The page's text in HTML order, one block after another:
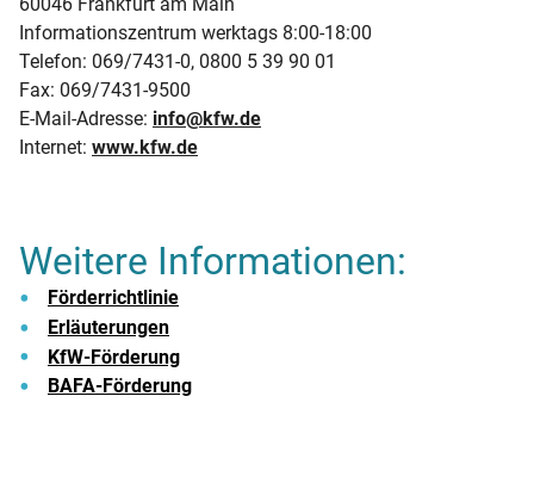
Informationszentrum werktags 8:00-18:00
Telefon: 069/7431-0, 0800 5 39 90 01
Fax: 069/7431-9500
E-Mail-Adresse: info@kfw.de
Internet: www.kfw.de
Weitere Informationen:
Förderrichtlinie
Erläuterungen
KfW-Förderung
BAFA-Förderung